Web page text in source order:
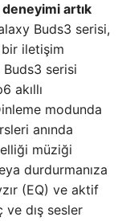
artık
Buds3 serisi,
bir iletişim
Buds3 serisi
akıllı
modunda
anında
müziği
durdurmanıza
(EQ) ve aktif
dış sesler